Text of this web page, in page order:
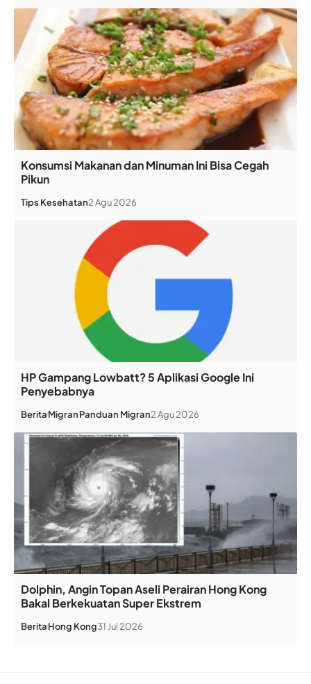
Konsumsi Makanan dan Minuman Ini Bisa Cegah
Pikun
Tips Kesehatan2 Agu 2026
HP Gampang Lowbatt? 5 Aplikasi Google Ini
Penyebabnya
BeritaMigranPanduan Migran2 Agu 2026
Dolphin, Angin Topan Aseli Perairan Hong Kong
Bakal Berkekuatan Super Ekstrem
BeritaHong Kong31 Jul 2026